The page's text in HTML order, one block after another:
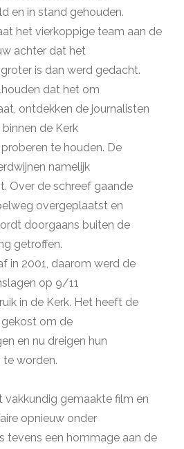
en in stand gehouden.
het vierkoppige team aan de
achter dat het
is dan werd gedacht.
dat het om
ontdekken de journalisten
de Kerk
te houden. De
namelijk
Over de schreef gaande
overgeplaatst en
doorgaans buiten de
getroffen.
in 2001, daarom werd de
op 9/11
in de Kerk. Het heeft de
om de
en nu dreigen hun
worden.
vakkundig gemaakte film en
opnieuw onder
tevens een hommage aan de